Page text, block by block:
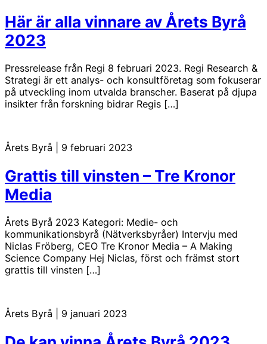
Här är alla vinnare av Årets Byrå
2023
Pressrelease från Regi 8 februari 2023. Regi Research &
Strategi är ett analys- och konsultföretag som fokuserar
på utveckling inom utvalda branscher. Baserat på djupa
insikter från forskning bidrar Regis […]
Årets Byrå 9 februari 2023
Grattis till vinsten – Tre Kronor
Media
Årets Byrå 2023 Kategori: Medie- och
kommunikationsbyrå (Nätverksbyråer) Intervju med
Niclas Fröberg, CEO Tre Kronor Media – A Making
Science Company Hej Niclas, först och främst stort
grattis till vinsten […]
Årets Byrå 9 januari 2023